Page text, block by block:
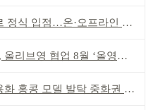
입점…온·오프라인 유통망 확대
브영 협업 8월 ‘올영픽’ 선정
콩 모델 발탁 중화권 공략 강화